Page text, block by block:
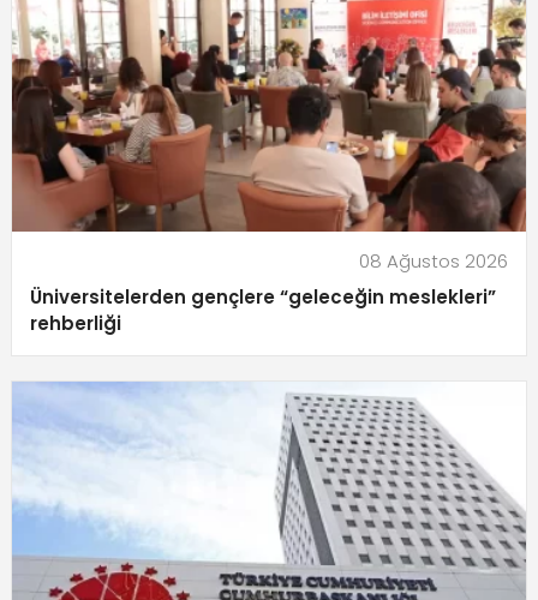
08 Ağustos 2026
Üniversitelerden gençlere “geleceğin meslekleri”
rehberliği